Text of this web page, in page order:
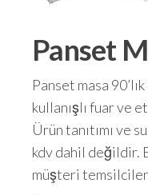
Panset
Panset masa
kullanışlı fuar ve
Ürün tanıtımı ve
kdv dahil değildir.
müşteri